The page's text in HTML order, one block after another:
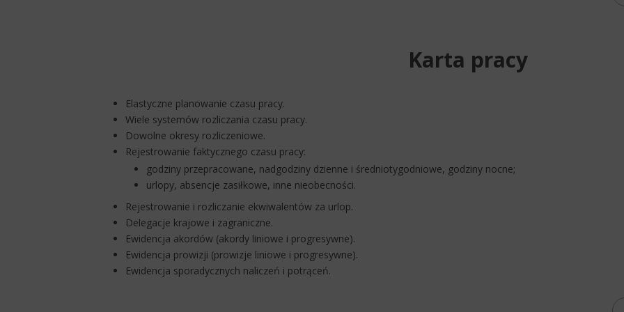
Karta pracy
Elastyczne planowanie czasu pracy.
Wiele systemów rozliczania czasu pracy.
Dowolne okresy rozliczeniowe.
Rejestrowanie faktycznego czasu pracy:
godziny przepracowane, nadgodziny dzienne i średniotygodniowe, godziny nocne;
urlopy, absencje zasiłkowe, inne nieobecności.
Rejestrowanie i rozliczanie ekwiwalentów za urlop.
Delegacje krajowe i zagraniczne.
Ewidencja akordów (akordy liniowe i progresywne).
Ewidencja prowizji (prowizje liniowe i progresywne).
Ewidencja sporadycznych naliczeń i potrąceń.